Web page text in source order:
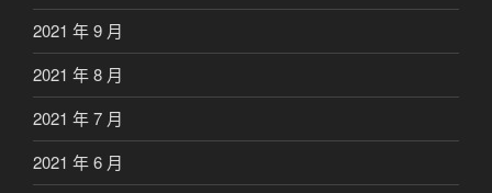
2021 年 9 月
2021 年 8 月
2021 年 7 月
2021 年 6 月